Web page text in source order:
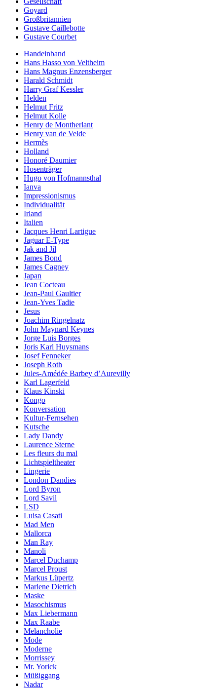
Goyard
Großbritannien
Gustave Caillebotte
Gustave Courbet
Handeinband
Hans Hasso von Veltheim
Hans Magnus Enzensberger
Harald Schmidt
Harry Graf Kessler
Helden
Helmut Fritz
Helmut Kolle
Henry de Montherlant
Henry van de Velde
Hermès
Holland
Honoré Daumier
Hosenträger
Hugo von Hofmannsthal
Ianva
Impressionismus
Individualität
Irland
Italien
Jacques Henri Lartigue
Jaguar E-Type
Jak and Jil
James Bond
James Cagney
Japan
Jean Cocteau
Jean-Paul Gaultier
Jean-Yves Tadie
Jesus
Joachim Ringelnatz
John Maynard Keynes
Jorge Luis Borges
Joris Karl Huysmans
Josef Fenneker
Joseph Roth
Jules-Amédée Barbey d’Aurevilly
Karl Lagerfeld
Klaus Kinski
Kongo
Konversation
Kultur-Fernsehen
Kutsche
Lady Dandy
Laurence Sterne
Les fleurs du mal
Lichtspieltheater
Lingerie
London Dandies
Lord Byron
Lord Savil
LSD
Luisa Casati
Mad Men
Mallorca
Man Ray
Manoli
Marcel Duchamp
Marcel Proust
Markus Lüpertz
Marlene Dietrich
Maske
Masochismus
Max Liebermann
Max Raabe
Melancholie
Mode
Moderne
Morrissey
Mr. Yorick
Müßiggang
Nadar